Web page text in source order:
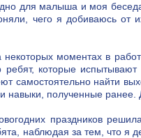
для малыша и моя
чего я добиваюсь
некоторых моментах в
ребят, которые
самостоятельно найти
навыки, полученные ранее.
праздников
наблюдая за тем, что я